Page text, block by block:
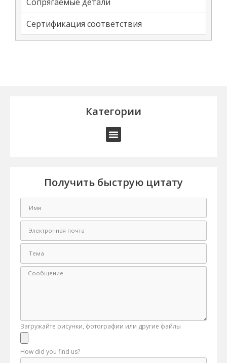
Сертификация соответствия
Категории
Получить быструю цитату
Загружайте рисунки, фотографии или другие файлы
How did you find us?